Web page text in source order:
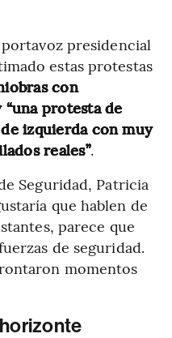
presidencial
estas protestas
con
protesta de
izquierda con muy
reales”.
Seguridad, Patricia
que hablen de
parece que
de seguridad.
momentos